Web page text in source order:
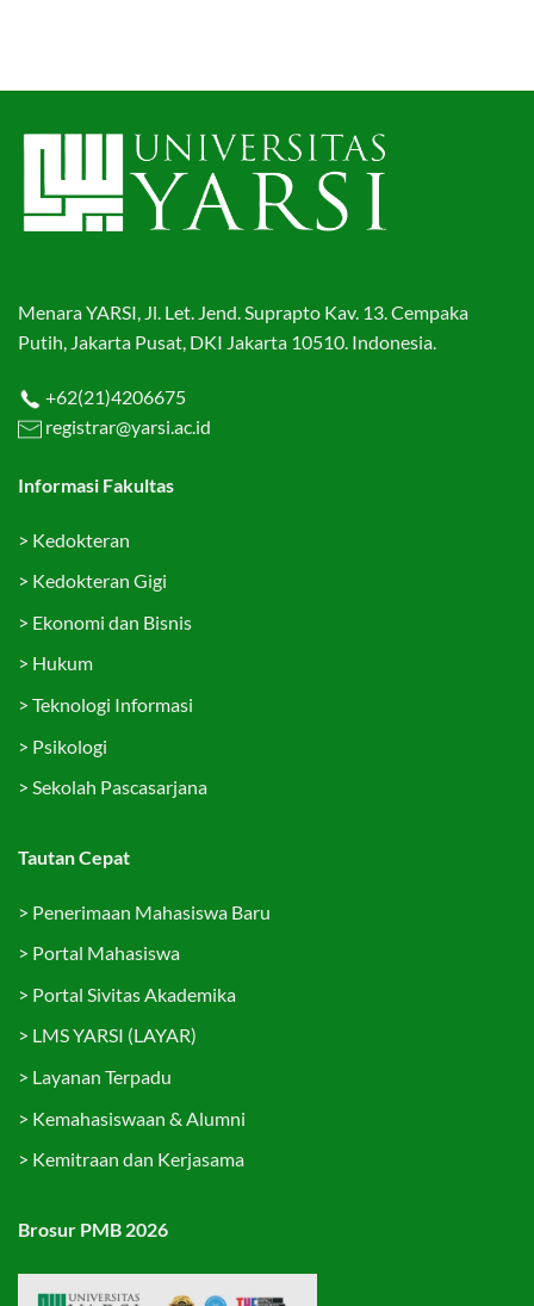
Menara YARSI, Jl. Let. Jend. Suprapto Kav. 13. Cempaka
Putih, Jakarta Pusat, DKI Jakarta 10510. Indonesia.
+62(21)4206675
registrar@yarsi.ac.id
Informasi Fakultas
> Kedokteran
> Kedokteran Gigi
> Ekonomi dan Bisnis
> Hukum
> Teknologi Informasi
> Psikologi
> Sekolah Pascasarjana
Tautan Cepat
> Penerimaan Mahasiswa Baru
> Portal Mahasiswa
> Portal Sivitas Akademika
> LMS YARSI (LAYAR)
> Layanan Terpadu
> Kemahasiswaan & Alumni
> Kemitraan dan Kerjasama
Brosur PMB 2026